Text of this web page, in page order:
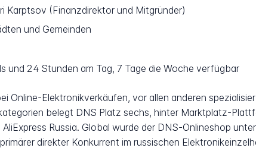
Karptsov (Finanzdirektor und Mitgründer)
und Gemeinden
24 Stunden am Tag, 7 Tage die Woche verfügbar
Online-Elektronikverkäufen, vor allen anderen
belegt DNS Platz sechs, hinter Marktplatz-
Russia. Global wurde der DNS-Onlineshop
direkter Konkurrent im russischen